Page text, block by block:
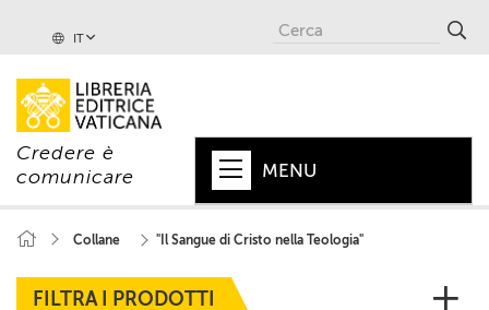
IT
Credere è
comunicare
MENU
PAPA
Collane "Il Sangue di Cristo nella Teologia"
FILTRA I PRODOTTI